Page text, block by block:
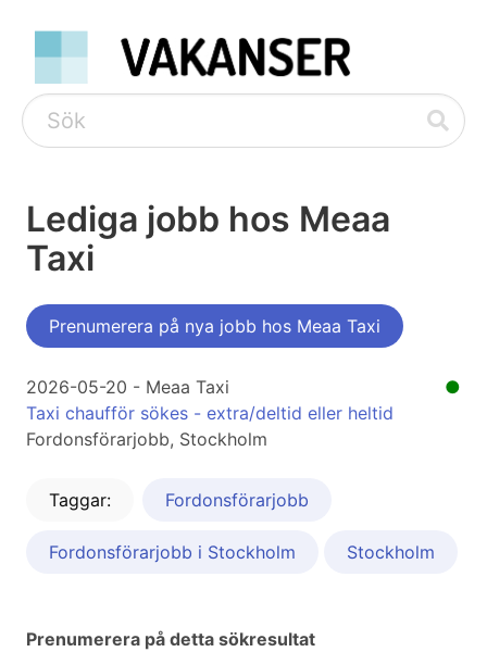
Lediga jobb hos Meaa
Taxi
Prenumerera på nya jobb hos Meaa Taxi
●
2026-05-20 - Meaa Taxi
Taxi chaufför sökes - extra/deltid eller heltid
Fordonsförarjobb, Stockholm
Taggar: Fordonsförarjobb
Fordonsförarjobb i Stockholm Stockholm
Prenumerera på detta sökresultat